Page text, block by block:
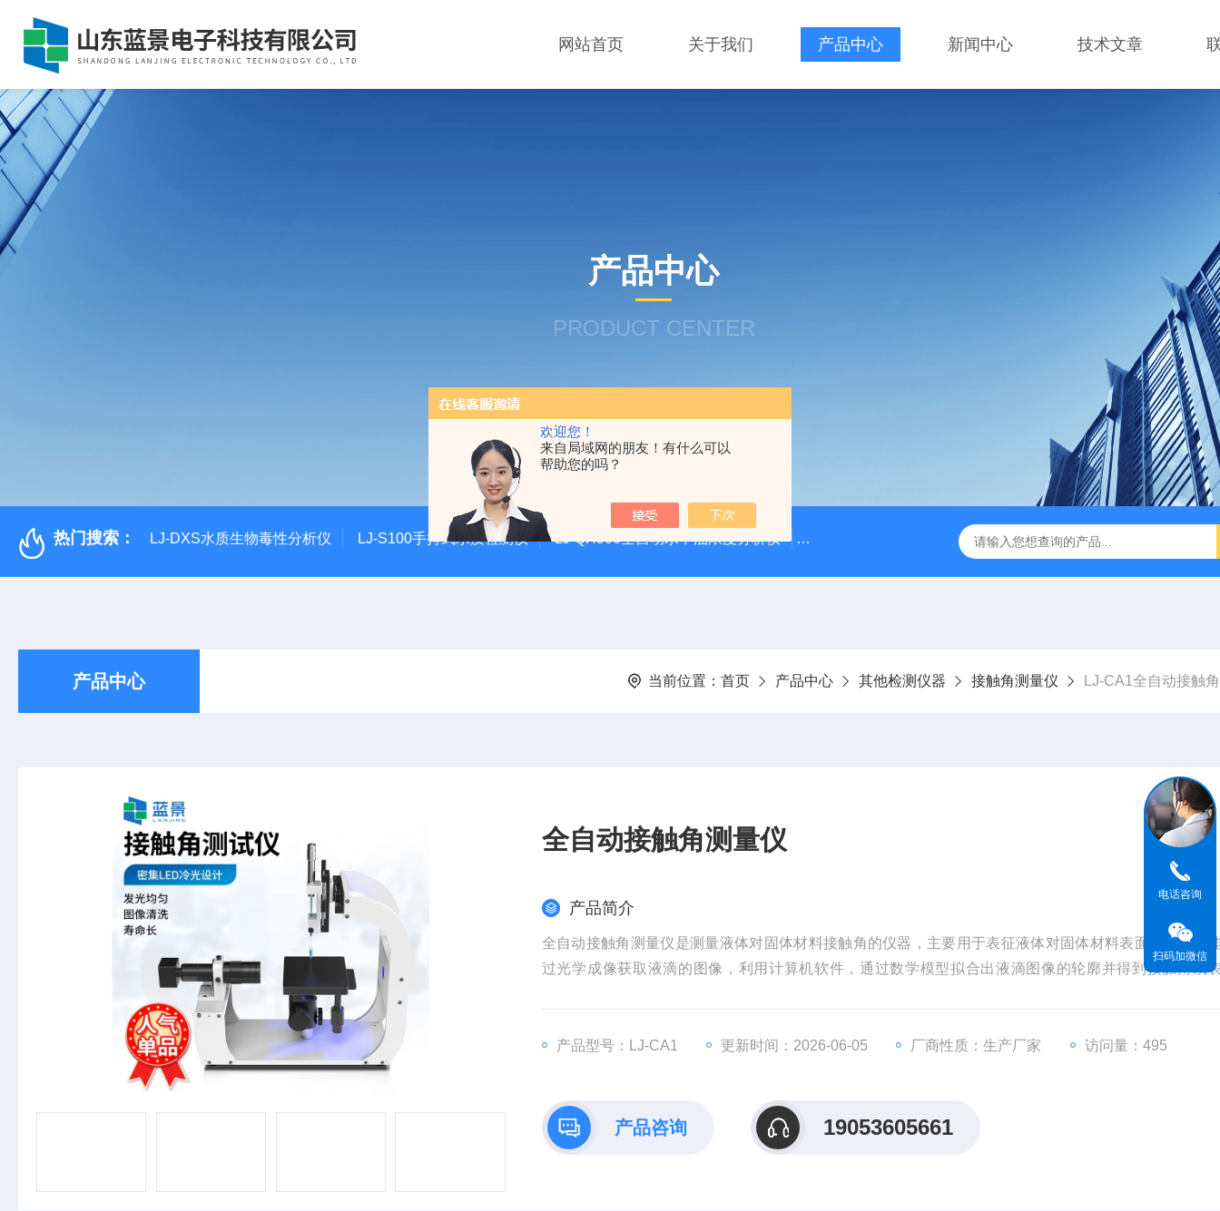
欢迎您！
来自局域网的朋友！有什么可以
帮助您的吗？
网站首页 关于我们 产品中心 新闻中心 技术文章
产品中心
PRODUCT CENTER
热门搜索： LJ-DXS水质生物毒性分析仪 LJ-S100手持式水质检测仪 LJ-QH900全自动水中油浓度分析仪 LJ-HC500水中油浓度分析仪 LJ-S104手持式水质总磷总氮检
产品中心 当前位置： 首页 产品中心 其他检测仪器 接触角测量仪 LJ-CA1全自动接触
全自动接触角测量仪
产品简介
全自动接触角测量仪是测量液体对固体材料接触角的仪器，主要用于表征液体对固体材料表面的润湿性
过光学成像获取液滴的图像，利用计算机软件，通过数学模型拟合出液滴图像的轮廓并得到接触角或
产品型号：LJ-CA1 更新时间：2026-06-05 厂商性质：生产厂家 访问量：495
产品咨询 19053605661
电话咨询
扫码加微信